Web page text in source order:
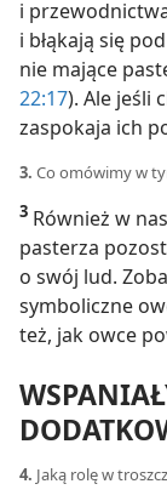
i
i błąkają się
nie mające
22:17). Ale jeśli
zaspokaja ich
3. Co omówimy w
3 Również w
pasterza
o swój lud.
symboliczne
też, jak owce
4. Jaką rolę w